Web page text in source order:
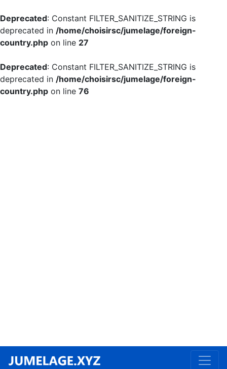
Deprecated: Constant FILTER_SANITIZE_STRING is
deprecated in /home/choisirsc/jumelage/foreign-
country.php on line 27
Deprecated: Constant FILTER_SANITIZE_STRING is
deprecated in /home/choisirsc/jumelage/foreign-
country.php on line 76